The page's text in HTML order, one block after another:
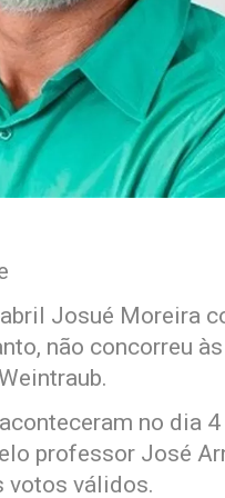
Josué Moreira
não concorreu
no dia
professor José
votos válidos.